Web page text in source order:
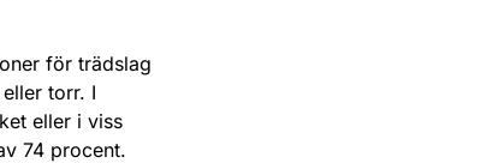
för trädslag
torr. I
eller i viss
74 procent.